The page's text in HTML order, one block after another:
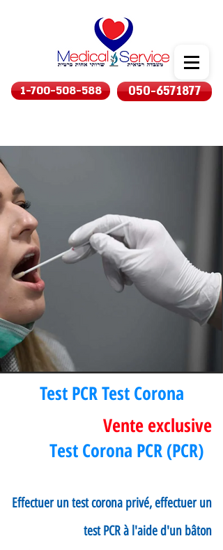
1-700-508-588 050-6571877
Test PCR Test Corona
Vente exclusive
Test Corona PCR (PCR)
Effectuer un test corona privé, effectuer un
test PCR à l'aide d'un bâton